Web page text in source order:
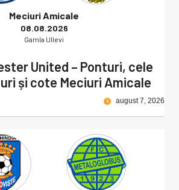
Meciuri Amicale
08.08.2026
Gamla Ullevi
United – Ponturi, cele
și cote Meciuri Amicale
august 7, 2026